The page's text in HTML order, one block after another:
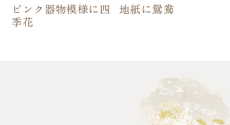
ピンク器物模様に四
季花
地紙に鴛鴦